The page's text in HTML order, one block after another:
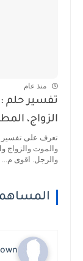
منذ عام
تفسير حلم :
الزواج،
تعرف على تفسير
والموت والزواج
والرجل. اقوى م...